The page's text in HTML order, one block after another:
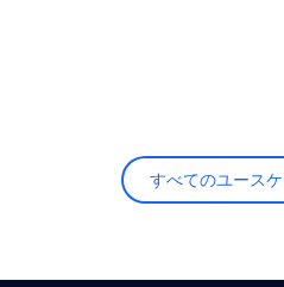
すべてのユース